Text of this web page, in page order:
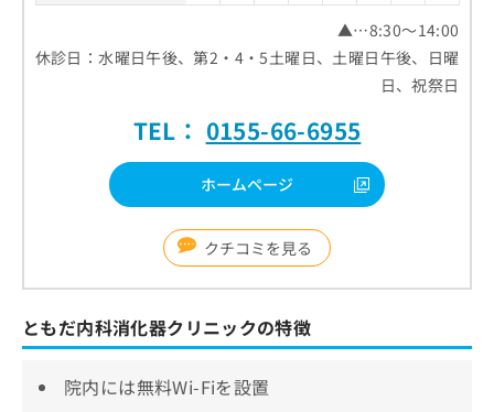
▲…8:30～14:00
休診日：水曜日午後、第2・4・5土曜日、土曜日午後、日曜
日、祝祭日
TEL： 0155-66-6955
ホームページ
クチコミを見る
ともだ内科消化器クリニックの特徴
院内には無料Wi-Fiを設置